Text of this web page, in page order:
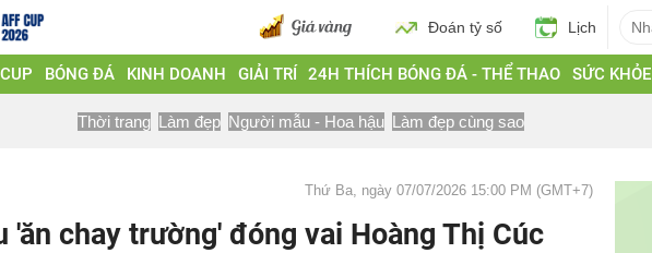
Đoán tỷ số Lịch
BÓNG ĐÁ KINH DOANH GIẢI TRÍ 24H THÍCH BÓNG ĐÁ - THỂ THAO SỨC KHỎE
Thời trang Làm đẹp Người mẫu - Hoa hậu Làm đẹp cùng sao
Thứ Ba, ngày 07/07/2026 15:00 PM (GMT+7)
'ăn chay trường' đóng vai Hoàng Thị Cúc